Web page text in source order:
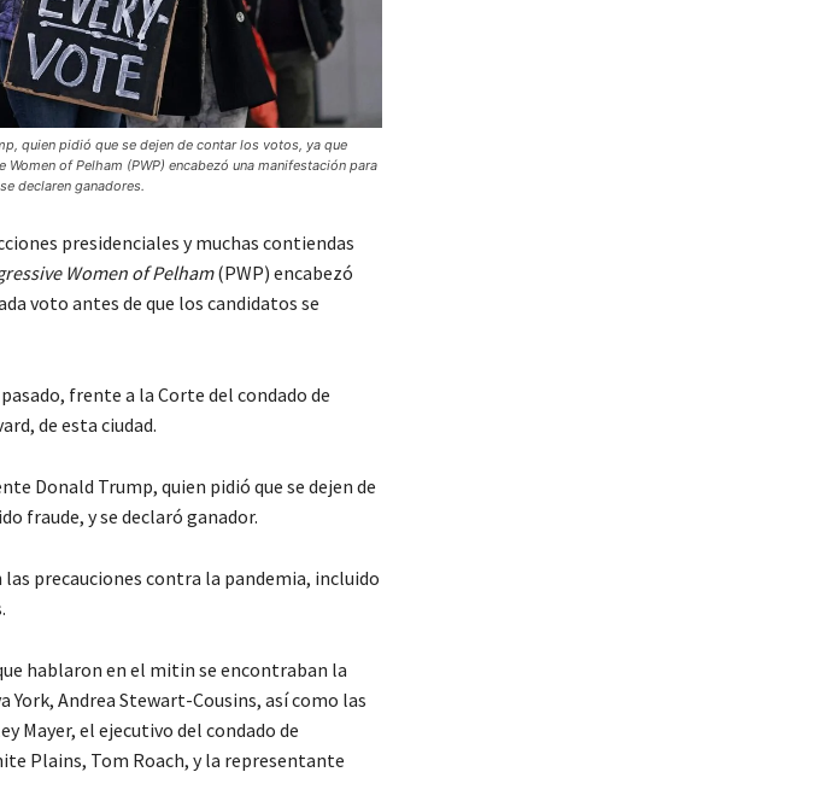
quien pidió que se dejen de contar los votos, ya que
of Pelham (PWP) encabezó una manifestación para
declaren ganadores.
presidenciales y muchas contiendas
Women of Pelham(PWP) encabezó
voto antes de que los candidatos se
frente a la Corte del condado de
de esta ciudad.
Donald Trump, quien pidió que se dejen de
fraude, y se declaró ganador.
precauciones contra la pandemia, incluido
hablaron en el mitin se encontraban la
York, Andrea Stewart-Cousins, así como las
Mayer, el ejecutivo del condado de
Plains, Tom Roach, y la representante